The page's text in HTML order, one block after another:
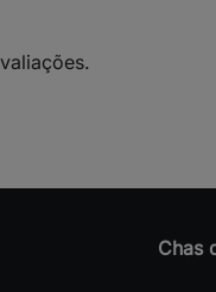
Chas